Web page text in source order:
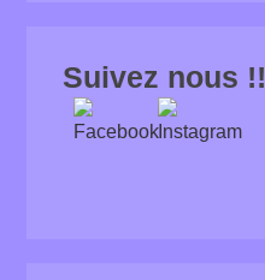
Suivez nous !!